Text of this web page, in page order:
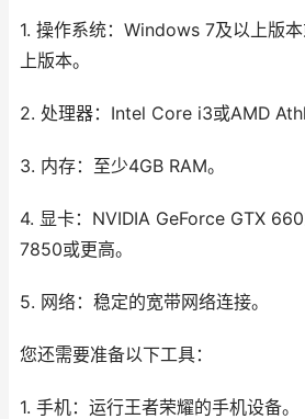
1. 操作系统：Windows 7及以上版
上版本。
2. 处理器：Intel Core i3或AMD
3. 内存：至少4GB RAM。
4. 显卡：NVIDIA GeForce GTX
7850或更高。
5. 网络：稳定的宽带网络连接。
您还需要准备以下工具：
1. 手机：运行王者荣耀的手机设备。